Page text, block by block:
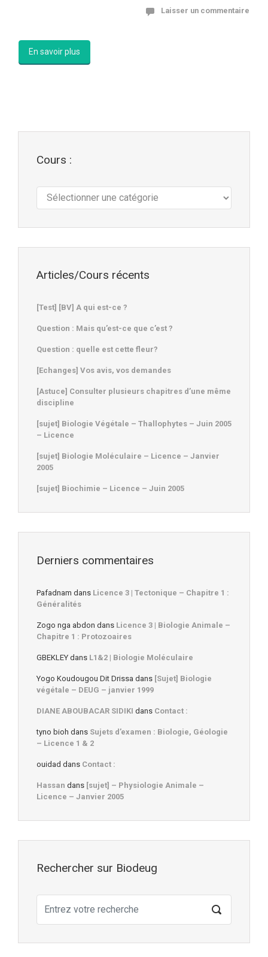
Laisser un commentaire
En savoir plus
Cours :
Articles/Cours récents
[Test] [BV] A qui est-ce ?
Question : Mais qu’est-ce que c’est ?
Question : quelle est cette fleur?
[Echanges] Vos avis, vos demandes
[Astuce] Consulter plusieurs chapitres d’une même
discipline
[sujet] Biologie Végétale – Thallophytes – Juin 2005
– Licence
[sujet] Biologie Moléculaire – Licence – Janvier
2005
[sujet] Biochimie – Licence – Juin 2005
Derniers commentaires
Pafadnam dans Licence 3 | Tectonique – Chapitre 1 :
Généralités
Zogo nga abdon dans Licence 3 | Biologie Animale –
Chapitre 1 : Protozoaires
GBEKLEY dans L1&2 | Biologie Moléculaire
Yogo Koudougou Dit Drissa dans [Sujet] Biologie
végétale – DEUG – janvier 1999
DIANE ABOUBACAR SIDIKI dans Contact :
tyno bioh dans Sujets d’examen : Biologie, Géologie
– Licence 1 & 2
ouidad dans Contact :
Hassan dans [sujet] – Physiologie Animale –
Licence – Janvier 2005
Rechercher sur Biodeug